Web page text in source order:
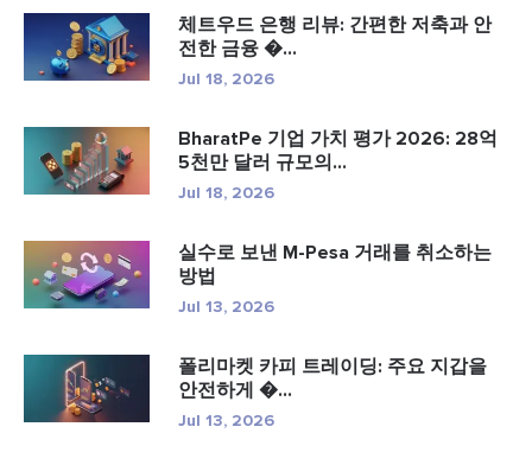
체트우드 은행 리뷰: 간편한 저축과 안
전한 금융 �...
Jul 18, 2026
BharatPe 기업 가치 평가 2026: 28억
5천만 달러 규모의...
Jul 18, 2026
실수로 보낸 M-Pesa 거래를 취소하는
방법
Jul 13, 2026
폴리마켓 카피 트레이딩: 주요 지갑을
안전하게 �...
Jul 13, 2026